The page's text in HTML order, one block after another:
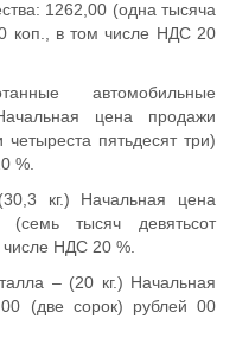
1262,00 (одна тысяча
коп., в том числе НДС 20
автомобильные
цена продажи
пятьдесят три)
%.
кг.) Начальная цена
тысяч девятьсот
числе НДС 20 %.
– (20 кг.) Начальная
(две сорок) рублей 00